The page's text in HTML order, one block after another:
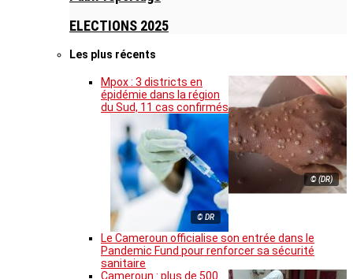
ELECTIONS 2025
Les plus récents
© (DR)
Mpox : 3 districts en
épidémie dans la région
du Sud, 11 cas confirmés
© DR
Le Cameroun officialise son entrée dans le
Pandemic Fund pour renforcer sa sécurité
sanitaire
Cameroun : plus de 500